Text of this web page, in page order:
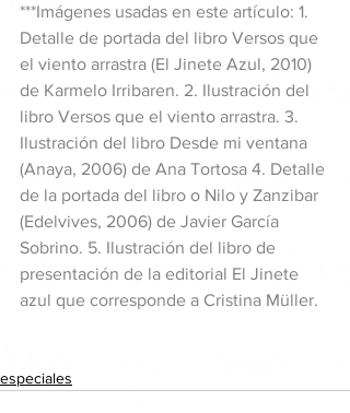
***Imágenes usadas en este artículo: 1.
Detalle de portada del libro Versos que
el viento arrastra (El Jinete Azul, 2010)
de Karmelo Irribaren. 2. Ilustración del
libro Versos que el viento arrastra. 3.
Ilustración del libro Desde mi ventana
(Anaya, 2006) de Ana Tortosa 4. Detalle
de la portada del libro o Nilo y Zanzibar
(Edelvives, 2006) de Javier García
Sobrino. 5. Ilustración del libro de
presentación de la editorial El Jinete
azul que corresponde a Cristina Müller.
especiales